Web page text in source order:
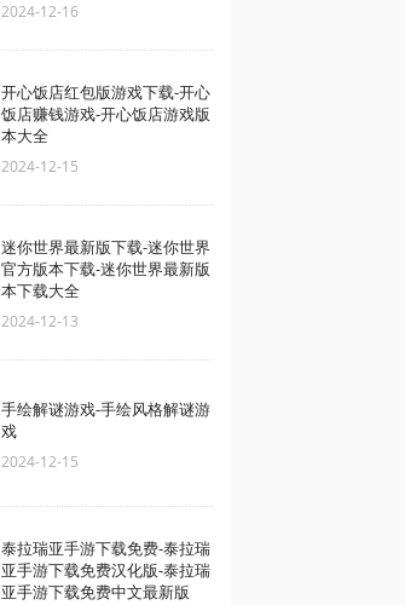
2024-12-16
开心饭店红包版游戏下载-开心
饭店赚钱游戏-开心饭店游戏版
本大全
2024-12-15
迷你世界最新版下载-迷你世界
官方版本下载-迷你世界最新版
本下载大全
2024-12-13
手绘解谜游戏-手绘风格解谜游
戏
2024-12-15
泰拉瑞亚手游下载免费-泰拉瑞
亚手游下载免费汉化版-泰拉瑞
亚手游下载免费中文最新版